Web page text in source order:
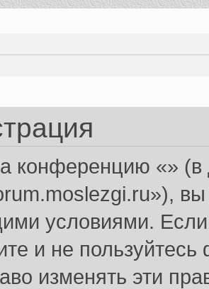
конференцию «»
условиями.
и не
изменять эти